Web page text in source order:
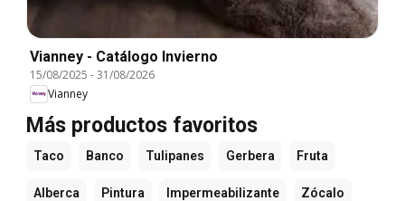
Vianney - Catálogo Invierno
15/08/2025 -31/08/2026
Vianney
Más productos favoritos
Taco Banco Tulipanes Gerbera Fruta
Alberca Pintura Impermeabilizante Zócalo